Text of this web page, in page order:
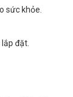
sức khỏe.
đặt.